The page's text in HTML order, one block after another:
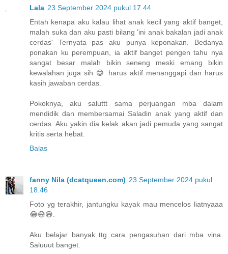
Lala 23 September 2024 pukul 17.44
Entah kenapa aku kalau lihat anak kecil yang aktif banget,
malah suka dan aku pasti bilang 'ini anak bakalan jadi anak
cerdas' Ternyata pas aku punya keponakan. Bedanya
ponakan ku perempuan, ia aktif banget pengen tahu nya
sangat besar malah bikin seneng meski emang bikin
kewalahan juga sih 😅 harus aktif menanggapi dan harus
kasih jawaban cerdas.
Pokoknya, aku saluttt sama perjuangan mba dalam
mendidik dan membersamai Saladin anak yang aktif dan
cerdas. Aku yakin dia kelak akan jadi pemuda yang sangat
kritis serta hebat.
Balas
fanny Nila (dcatqueen.com) 23 September 2024 pukul
18.46
Foto yg terakhir, jantungku kayak mau mencelos liatnyaaa
😂😅😅.
Aku belajar banyak ttg cara pengasuhan dari mba vina.
Saluuut banget.